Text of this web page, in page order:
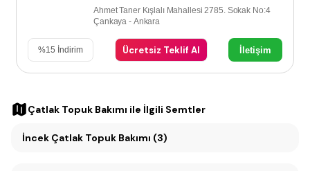
Ahmet Taner Kışlalı Mahallesi 2785. Sokak No:4
Çankaya - Ankara
%15 İndirim Ücretsiz Teklif Al İletişim
Çatlak Topuk Bakımı ile İlgili Semtler
İncek Çatlak Topuk Bakımı (3)